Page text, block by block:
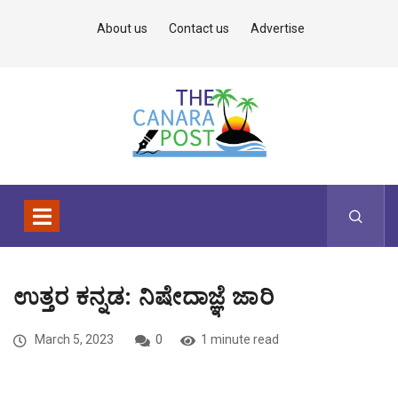
About us Contact us Advertise
ಉತ್ತರ ಕನ್ನಡ: ನಿಷೇದಾಜ್ಞೆ ಜಾರಿ
March 5, 2023 0 1 minute read